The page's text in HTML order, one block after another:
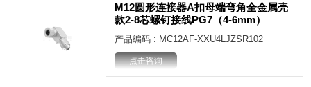
M12圆形连接器A扣母端弯角全金属壳
款2-8芯螺钉接线PG7（4-6mm）
产品编码 : MC12AF-XXU4LJZSR102
点击咨询